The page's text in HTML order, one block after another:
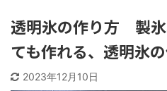
透明氷の作り方 製氷
ても作れる、透明氷
2023年12月10日